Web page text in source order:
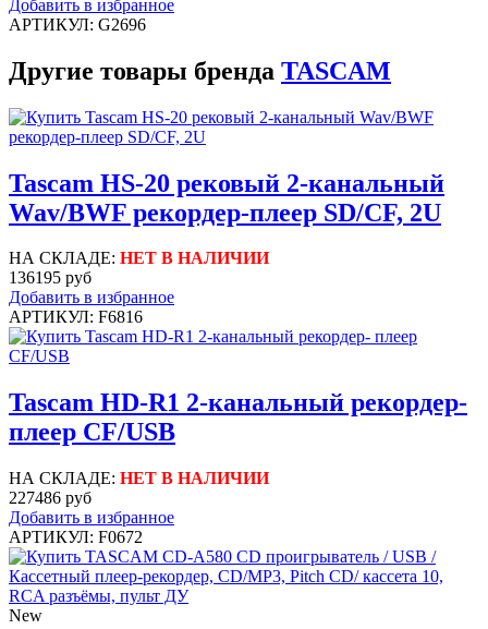
Добавить в избранное
АРТИКУЛ: G2696
Другие товары бренда TASCAM
Tascam HS-20 рековый 2-канальный
Wav/BWF рекордер-плеер SD/CF, 2U
НА СКЛАДЕ: НЕТ В НАЛИЧИИ
136195 руб
Добавить в избранное
АРТИКУЛ: F6816
Tascam HD-R1 2-канальный рекордер-
плеер CF/USB
НА СКЛАДЕ: НЕТ В НАЛИЧИИ
227486 руб
Добавить в избранное
АРТИКУЛ: F0672
New